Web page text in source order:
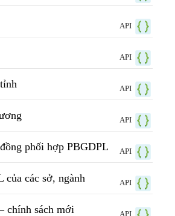
API
API
API
API
phối hợp PBGDPL API
của các sở, ngành API
chính sách mới API